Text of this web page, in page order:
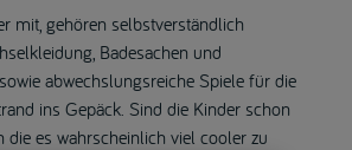
mit, gehören selbstverständlich
Badesachen und
abwechslungsreiche Spiele für die
ins Gepäck. Sind die Kinder schon
die es wahrscheinlich viel cooler zu